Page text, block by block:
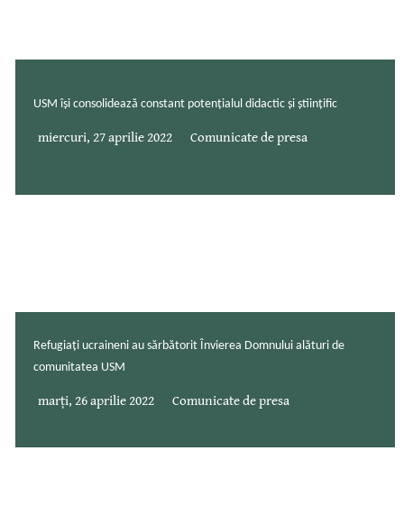
USM își consolidează constant potențialul didactic și științific
miercuri, 27 aprilie 2022 Comunicate de presa
Refugiați ucraineni au sărbătorit Învierea Domnului alături de
comunitatea USM
marți, 26 aprilie 2022 Comunicate de presa